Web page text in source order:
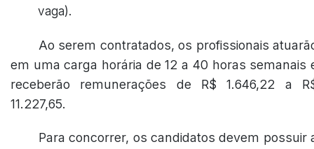
vaga).
Ao serem contratados, os profissionais
em uma carga horária de 12 a 40 horas semanais
receberão remunerações de R$ 1.646,22 a
11.227,65.
Para concorrer, os candidatos devem possuir